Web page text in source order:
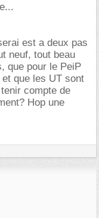
est a deux pas
neuf, tout beau
que pour le PeiP
que les UT sont
compte de
Hop une